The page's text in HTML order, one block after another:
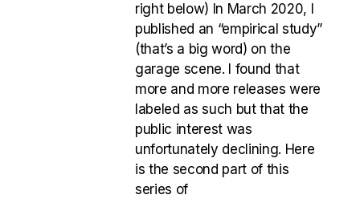
right below) In March 2020, I
published an “empirical study”
(that’s a big word) on the
garage scene. I found that
more and more releases were
labeled as such but that the
public interest was
unfortunately declining. Here
is the second part of this
series of